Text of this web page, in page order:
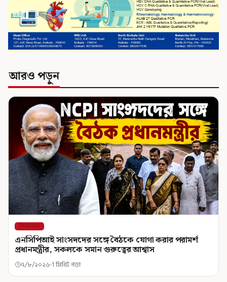
আরও পড়ুন
শিরোনাম
এনসিপিআই সাংসদদের সঙ্গে বৈঠকে যোগা করার পরামর্শ
প্রধানমন্ত্রীর, সকলকে সমান গুরুত্বের আশ্বাস
৭/৮/২০২৬ 1 মিনিট পড়া